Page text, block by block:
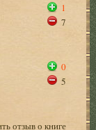
1
7
0
5
отзыв о книге